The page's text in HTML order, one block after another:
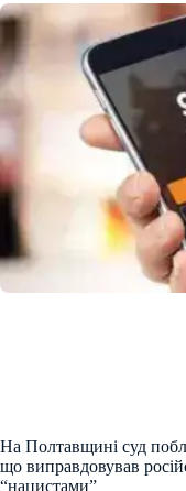
На Полтавщині суд
що виправдовував
“нацистами”